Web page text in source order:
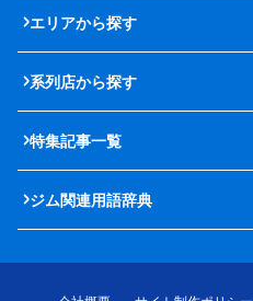
エリアから探す
系列店から探す
特集記事一覧
ジム関連用語辞典